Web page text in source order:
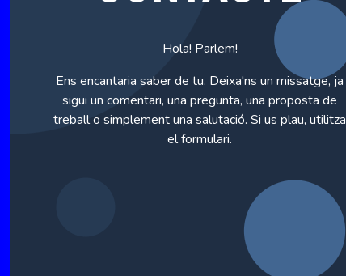
Hola! Parlem!
Ens encantaria saber de tu. Deixa'ns un missatge, ja
sigui un comentari, una pregunta, una proposta de
treball o simplement una salutació. Si us plau, utilitza
el formulari.